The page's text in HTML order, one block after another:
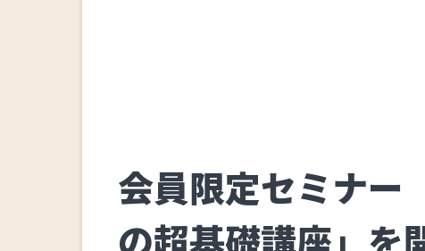
会員限定セミナー